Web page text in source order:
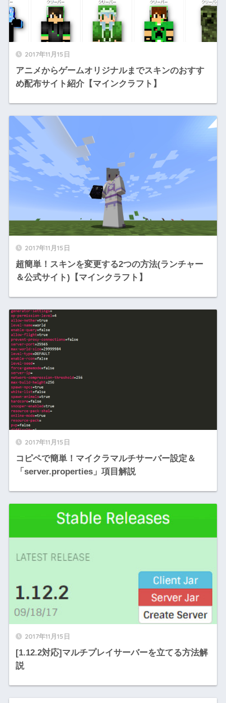
2017年11月15日
アニメからゲームオリジナルまでスキンのおすす
め配布サイト紹介【マインクラフト】
2017年11月15日
超簡単！スキンを変更する2つの方法(ランチャー
＆公式サイト)【マインクラフト】
2017年11月15日
コピペで簡単！マイクラマルチサーバー設定＆
「server.properties」項目解説
2017年11月15日
[1.12.2対応]マルチプレイサーバーを立てる方法解
説